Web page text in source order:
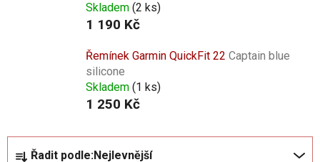
Skladem (2 ks)
1 190 Kč
Řemínek Garmin QuickFit 22 Captain blue
silicone
Skladem (1 ks)
1 250 Kč
Řadit podle:Nejlevnější